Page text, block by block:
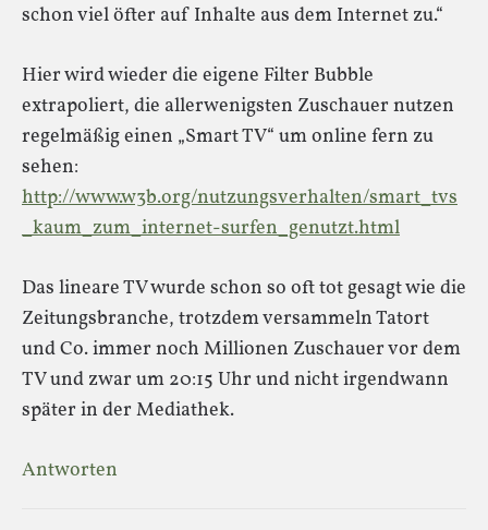
schon viel öfter auf Inhalte aus dem Internet zu.“
Hier wird wieder die eigene Filter Bubble
extrapoliert, die allerwenigsten Zuschauer nutzen
regelmäßig einen „Smart TV“ um online fern zu
sehen:
http://www.w3b.org/nutzungsverhalten/smart_tvs
_kaum_zum_internet-surfen_genutzt.html
Das lineare TV wurde schon so oft tot gesagt wie die
Zeitungsbranche, trotzdem versammeln Tatort
und Co. immer noch Millionen Zuschauer vor dem
TV und zwar um 20:15 Uhr und nicht irgendwann
später in der Mediathek.
Antworten